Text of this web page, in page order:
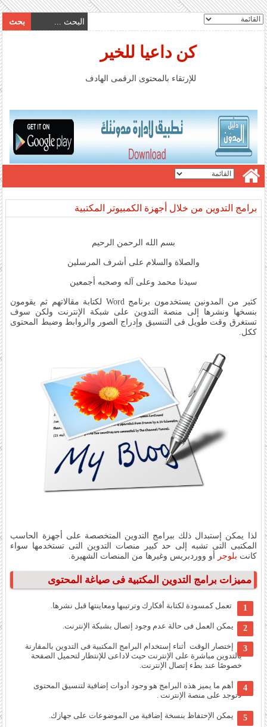
كن داعيا للخير
للإرتقاء بالمحتوى الرقمى الهادف
برامج التدوين من خلال أجهزة الكمبيوتر المكتبية
بسم الله الرحمن الرحيم
والصلاة والسلام على أشرف المرسلين
سيدنا محمد وعلى آله وصحبه أجمعين
كثير من المدونين يستخدمون برنامج Word لكتابة مقالاتهم ثم يقومون
بنسخها ونشرها إلى منصة التدوين على شبكة الإنترنت ولكن سوف
تستغرق وقت طويل فى التنسيق وإدراج الصور والروابط وضبط المحتوى
ككل.
لذا يمكن إستبدال ذلك ببرامج التدوين المتخصصة على أجهزة الحاسب
المكتبى التى تشبه إلى حد كبير منصات التدوين التى تستخدمها سواء
كانت بلوجر أو ووردبريس وغيرها من المنصات الشهيرة.
مميزات برامج التدوين المكتبية فى صياغة المحتوى
تعمل كمسودة لكتابة أفكارك وترتيبها ومعاينتها قبل نشرها.
يمكن العمل فى حالة عدم وجود إتصال بشبكة الإنترنت.
إختصار الوقت أثناء إستخدام البرامج المكتبية فى التدوين بالمقارنة
بالتدوين مباشرة على الإنترنت حيث لاداعى للإنتظار لتحميل الصفحة
خصوصًا عند بطء إتصال الإنترنت.
أهم ما يميز هذه البرامج هو وجود أدوات إضافية لتنسيق المحتوى
لاتوجد على منصة الإنترنت .
يمكن الإحتفاظ بنسخة إضافية من الموضوعات على جهازك.